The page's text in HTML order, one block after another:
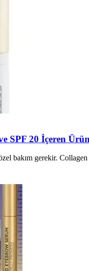
SPF 20 İçeren
bakım gerekir.